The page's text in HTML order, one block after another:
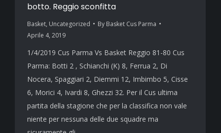
botto. Reggio sconfitta
Basket, Uncategorized By Basket Cus Parma
Aprile 4, 2019
1/4/2019 Cus Parma Vs Basket Reggio 81-80 Cus
Parma: Botti 2 , Schianchi (K) 8, Ferrua 2, Di
Nocera, Spaggiari 2, Diemmi 12, Imbimbo 5, Cisse
6, Morici 4, Ivardi 8, Ghezzi 32. Per il Cus ultima
partita della stagione che per la classifica non vale
niente per nessuna delle due squadre ma